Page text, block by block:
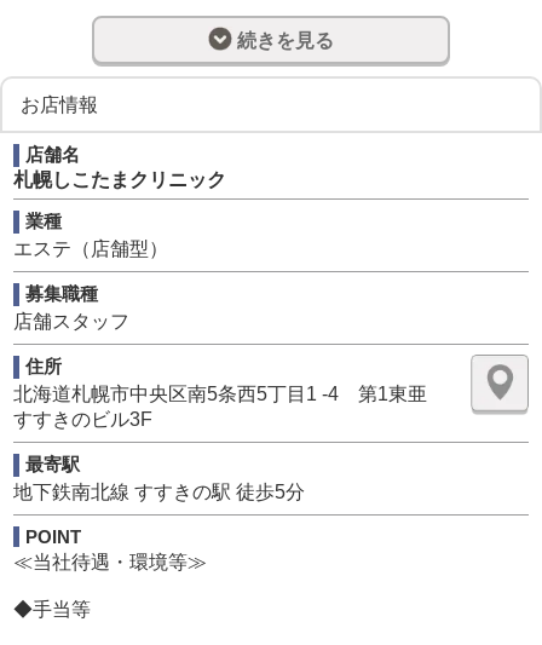
ナイトワークではあり得ない8時間拘束8時間労働！！！通
し業務も勿論なし！！！
全国20店舗展開中のアクセスグループ。北海道エリアは3
年で6店舗まで増加。さらに来年も新店オープンが確定して
おり、出店ラッシュ予定。スピード展開を支えてくれるス
タッフ大量募集中です！！
■当アクセスグループと他グループ様との一番の違いが労
働時間になると思います。
ナイトワーク経験者の方、未経験の方、両者共にナイトワ
ークは長時間労働のイメージがあるかと思います。
そんな業界に一石を投じるのが当アクセスグループになり
ます。
ナイトワークで正社員の労働時間が8時間の店舗様は当グル
ープ以外見たことがないです。
この労働時間が当グループの一番の自慢で一番の魅力にな
ると思います。
朝8時に出勤して16時には終わりそのあと全部自由時
間！！一般職と一切変わらない労働時間そんな店舗他にあ
ると思いますか？
元々他店舗様で働いていたスタッフが当グループに来た時
続きを見る
お店情報
店舗名
札幌しこたまクリニック
業種
エステ（店舗型）
募集職種
店舗スタッフ
住所
北海道札幌市中央区南5条西5丁目1 -4 第1東亜
すすきのビル3F
最寄駅
地下鉄南北線 すすきの駅 徒歩5分
POINT
≪当社待遇・環境等≫
◆手当等